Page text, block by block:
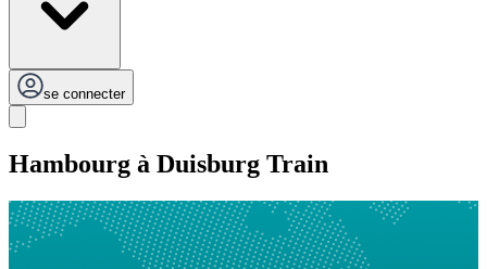
se connecter
Hambourg à Duisburg Train